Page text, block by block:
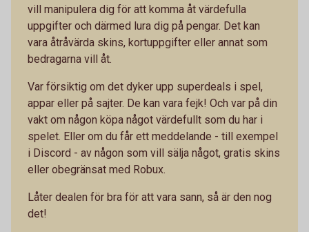
vill manipulera dig för att komma åt värdefulla
uppgifter och därmed lura dig på pengar. Det kan
vara åtråvärda skins, kortuppgifter eller annat som
bedragarna vill åt.
Var försiktig om det dyker upp superdeals i spel,
appar eller på sajter. De kan vara fejk! Och var på din
vakt om någon köpa något värdefullt som du har i
spelet. Eller om du får ett meddelande - till exempel
i Discord - av någon som vill sälja något, gratis skins
eller obegränsat med Robux.
Låter dealen för bra för att vara sann, så är den nog
det!